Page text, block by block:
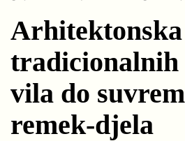
tradicionalnih
vila do
remek-djela